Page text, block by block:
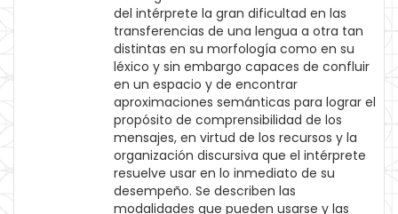
del intérprete la gran dificultad en las
transferencias de una lengua a otra tan
distintas en su morfología como en su
léxico y sin embargo capaces de confluir
en un espacio y de encontrar
aproximaciones semánticas para lograr el
propósito de comprensibilidad de los
mensajes, en virtud de los recursos y la
organización discursiva que el intérprete
resuelve usar en lo inmediato de su
desempeño. Se describen las
modalidades que pueden usarse y las